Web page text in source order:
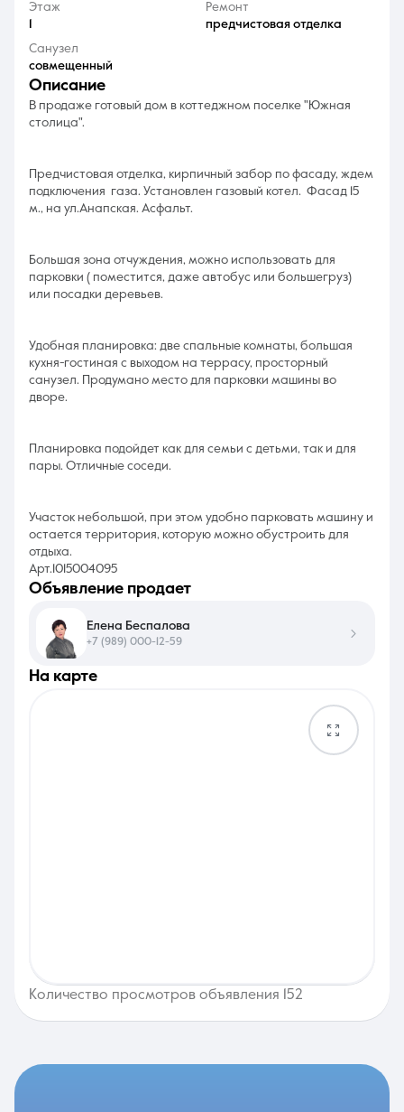
Этаж
Ремонт
предчистовая отделка
Санузел
совмещенный
описание
В продаже готовый дом в коттеджном поселке "Южная
столица".
Предчистовая отделка, кирпичный забор по фасаду, ждем
подключения газа. Установлен газовый котел. Фасад 15
м., на ул.Анапская. Асфальт.
Большая зона отчуждения, можно использовать для
парковки ( поместится, даже автобус или большегруз)
или посадки деревьев.
Удобная планировка: две спальные комнаты, большая
кухня-гостиная с выходом на террасу, просторный
санузел. Продумано место для парковки машины во
дворе.
Планировка подойдет как для семьи с детьми, так и для
пары. Отличные соседи.
Участок небольшой, при этом удобно парковать машину и
остается территория, которую можно обустроить для
отдыха.
Арт.1015004095
на карте
Количество просмотров объявления 152
объявление продает
Елена Беспалова
+7 (989) 000-12-59